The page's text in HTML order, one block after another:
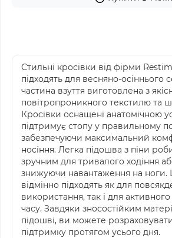
Стильні кросівки від фірми
підходять для весняно-осіннього
частина взуття виготовлена з
повітропроникного текстилю та
Кросівки оснащені анатомічною
підтримує стопу у правильному
забезпечуючи максимальний
носіння. Легка підошва з піни
зручним для тривалого ходіння
знижуючи навантаження на ноги.
відмінно підходять як для
використання, так і для
часу. Завдяки зносостійким
підошві, ви можете
підтримку протягом усього дня.